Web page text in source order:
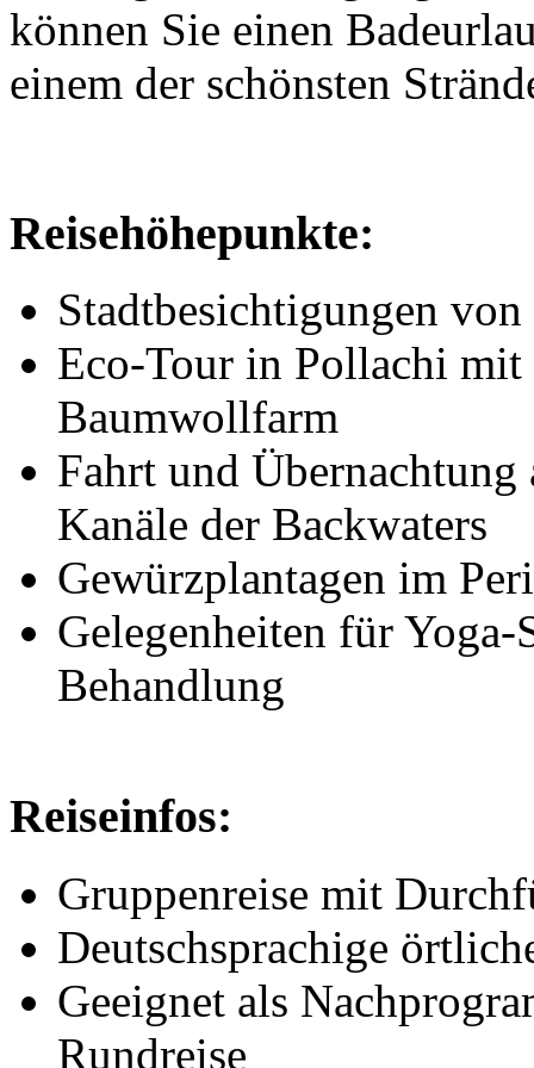
können Sie einen
einem der schönsten
Reisehöhepunkte:
Stadtbesichtigungen
Eco-Tour in Pollachi mit
Baumwollfarm
Fahrt und
Kanäle der Backwaters
Gewürzplantagen im
Gelegenheiten für
Behandlung
Reiseinfos:
Gruppenreise mit
Deutschsprachige
Geeignet als
Rundreise